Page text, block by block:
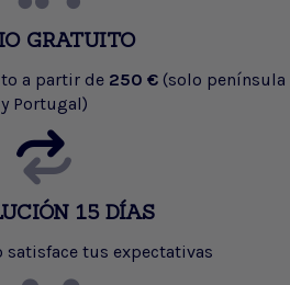
GRATUITO
a partir de 250 € (solo península
y Portugal)
15 DÍAS
satisface tus expectativas